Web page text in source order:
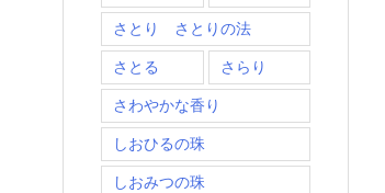
さとり さとりの法
さとる さらり
さわやかな香り
しおひるの珠
しおみつの珠